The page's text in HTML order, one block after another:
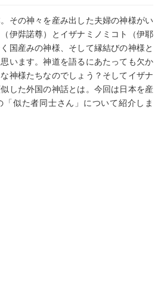
その神々を産み出した夫婦の神様がい
伊弉諾尊）とイザナミノミコト（伊耶
国産みの神様、そして縁結びの神様と
います。神道を語るにあたっても欠か
神様たちなのでしょう？そしてイザナ
した外国の神話とは。今回は日本を産
「似た者同士さん」について紹介しま